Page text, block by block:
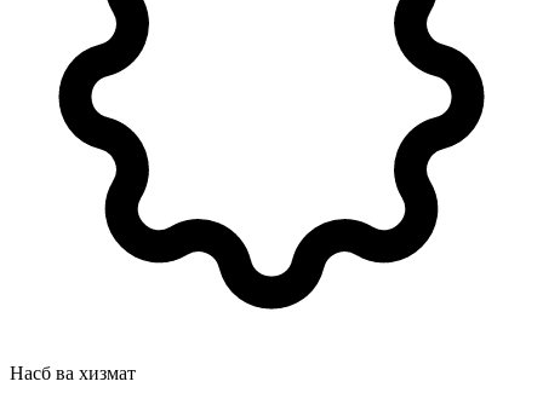
Насб ва хизмат